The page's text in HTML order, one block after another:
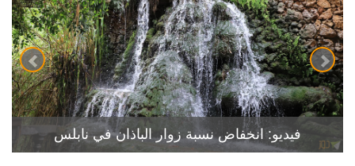
فيديو: انخفاض نسبة زوار الباذان في نابلس